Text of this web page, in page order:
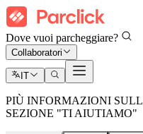
Dove vuoi parcheggiare?
Collaboratori
IT
PIÙ INFORMAZIONI
SEZIONE "TI AIUTIAMO"